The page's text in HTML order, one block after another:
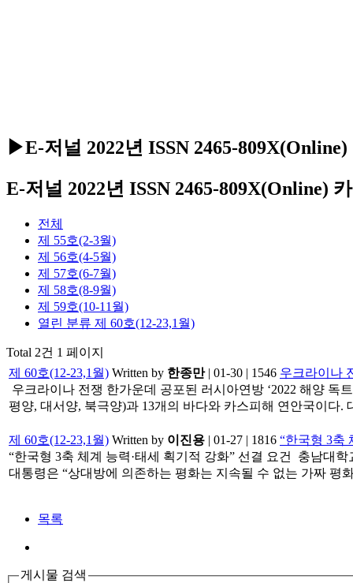
▶E-저널 2022년 ISSN 2465-809X(Online)
E-저널 2022년 ISSN 2465-809X(Online)
전체
제 55호(2-3월)
제 56호(4-5월)
제 57호(6-7월)
제 58호(8-9월)
제 59호(10-11월)
열린 분류 제 60호(12-23,1월)
Total 2건 1 페이지
제 60호(12-23,1월) Written by 한종만| 01-30 | 1546 우크라이나
우크라이나 전쟁 한가운데 공포된 러시아연방 ‘2022 해양
평양, 대서양, 북극양)과 13개의 바다와 카스피해 연안국이다
제 60호(12-23,1월) Written by 이진용 | 01-27 | 1816 “한국형 3축
“한국형 3축 체계 능력·태세 획기적 강화” 선결 요건 ​ 충남대
대통령은 “상대방에 의존하는 평화는 지속될 수 없는 가짜
목록
게시물 검색